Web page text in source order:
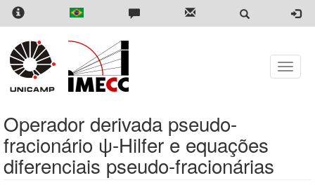
Skip
content
Toggle
Operador derivada pseudo-
fracionário ψ-Hilfer e equações
diferenciais pseudo-fracionárias